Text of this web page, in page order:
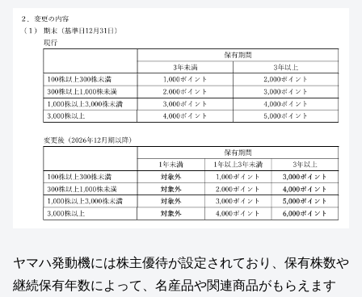
ヤマハ発動機には株主優待が設定されており、保有株数や
継続保有年数によって、名産品や関連商品がもらえます